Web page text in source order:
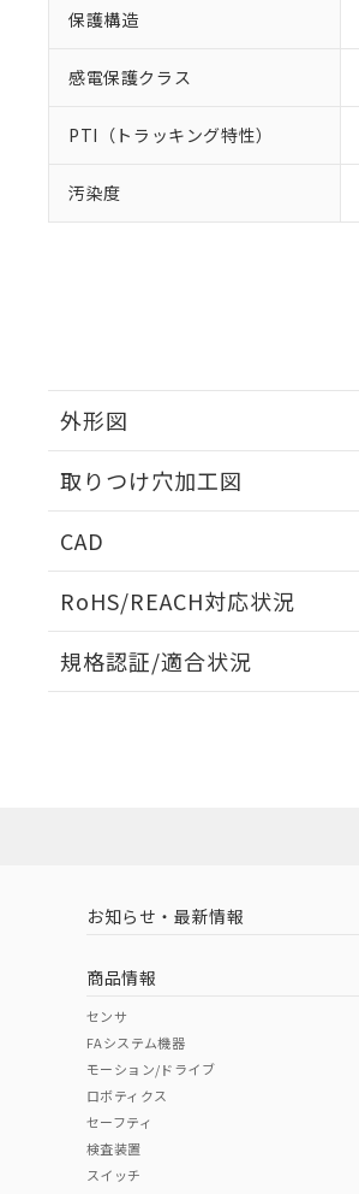
保護構造
感電保護クラス
PTI（トラッキング特性）
汚染度
外形図
取りつけ穴加工図
CAD
RoHS/REACH対応状況
EU RoHS 注意事項・凡例
中国 RoHS 注意事項・凡例
中国 RoHS表
Pb Hg
規格認証/適合状況
（イギリス
（ノルウェー
お知らせ・最新情報
商品情報
センサ
FAシステム機器
モーション/ドライブ
ロボティクス
セーフティ
検査装置
スイッチ